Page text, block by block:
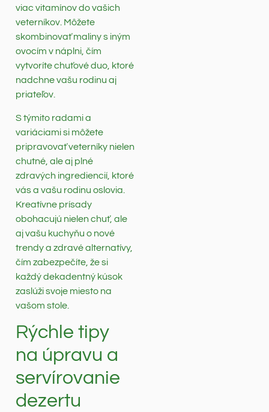
viac vitamínov do vašich
veterníkov. Môžete
skombinovať maliny s iným
ovocím v náplni, čím
vytvoríte chuťové duo, ktoré
nadchne vašu rodinu aj
priateľov.
S týmito radami a
variáciami si môžete
pripravovať veterníky nielen
chutné, ale aj plné
zdravých ingrediencií, ktoré
vás a vašu rodinu oslovia.
Kreatívne prísady
obohacujú nielen chuť, ale
aj vašu kuchyňu o nové
trendy a zdravé alternatívy,
čím zabezpečíte, že si
každý dekadentný kúsok
zaslúži svoje miesto na
vašom stole.
Rýchle tipy
na úpravu a
servírovanie
dezertu